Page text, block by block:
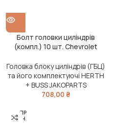
Болт головки циліндрів
(компл.) 10 шт. Chevrolet
(вир-во Jakoparts)
Головка блоку циліндрів (ГБЦ)
та його комплектуючі HERTH
+ BUSS JAKOPARTS
708,00 ₴
РОЗПР
ОДАН